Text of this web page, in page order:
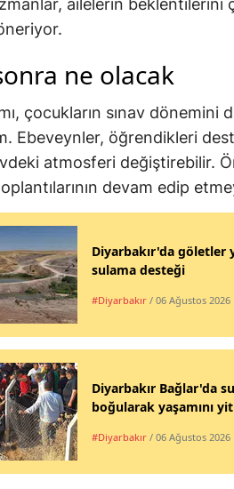
ailelerin beklentilerini
ne olacak
çocukların sınav dönemini
Ebeveynler, öğrendikleri
atmosferi değiştirebilir.
devam edip
Diyarbakır'da göletler
sulama desteği
#Diyarbakır / 06 Ağustos 2026
Diyarbakır Bağlar'da
boğularak yaşamını
#Diyarbakır / 06 Ağustos 2026